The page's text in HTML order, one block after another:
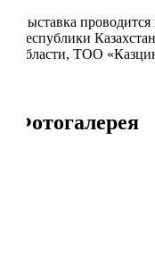
Выставка
Республики
области, ТОО
Фотогалерея